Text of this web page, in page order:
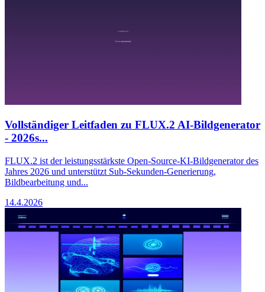
Vollständiger Leitfaden zu FLUX.2 AI-Bildgenerator
- 2026s...
FLUX.2 ist der leistungsstärkste Open-Source-KI-Bildgenerator des
Jahres 2026 und unterstützt Sub-Sekunden-Generierung,
Bildbearbeitung und...
14.4.2026